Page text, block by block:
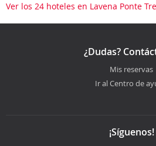
Ver los 24 hoteles en Lavena Ponte
¿Dudas?
Mis reservas
Ir al Centro de
¡Síguenos!